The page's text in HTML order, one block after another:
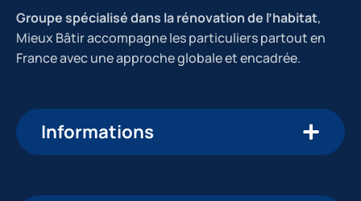
Groupe spécialisé dans la rénovation de l’habitat,
Mieux Bâtir accompagne les particuliers partout en
France avec une approche globale et encadrée.
Informations